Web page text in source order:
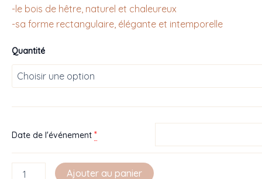
-le bois de hêtre, naturel et chaleureux
-sa forme rectangulaire, élégante et intemporelle
Quantité
Date de l'événement *
Ajouter au panier